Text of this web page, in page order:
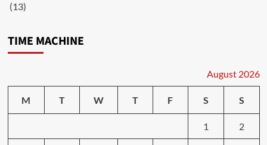
(13)
TIME MACHINE
August 2026
M T W T F S S
1 2